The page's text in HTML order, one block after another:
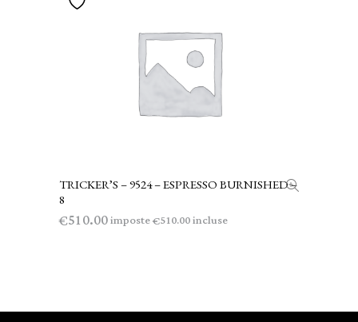
AGGIUNGI AL CARRELLO
TRICKER’S – 9524 – ESPRESSO BURNISHED –
8
€510.00imposte€510.00incluse